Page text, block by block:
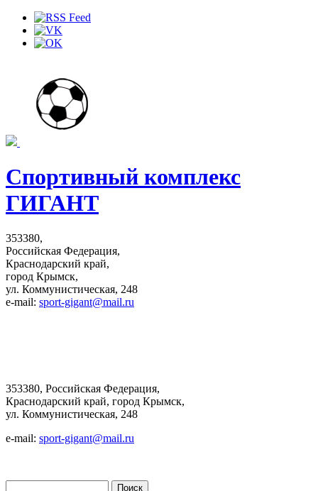
Спортивный комплекс
ГИГАНТ
353380,
Российская Федерация,
Краснодарский край,
город Крымск,
ул. Коммунистическая, 248
e-mail: sport-gigant@mail.ru
353380, Российская Федерация,
Краснодарский край, город Крымск,
ул. Коммунистическая, 248
e-mail: sport-gigant@mail.ru